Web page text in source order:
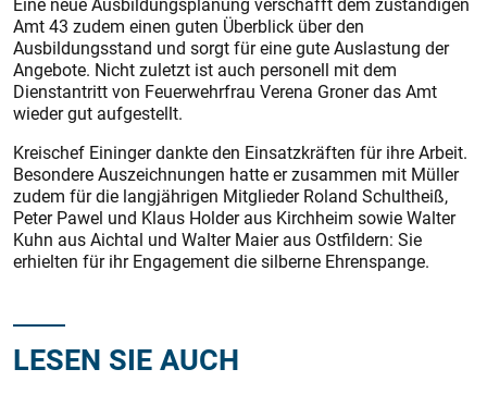
Amt 43 zudem einen guten Überblick über den
Ausbildungsstand und sorgt für eine gute Auslastung der
Angebote. Nicht zuletzt ist auch personell mit dem
Dienstantritt von Feuerwehrfrau Verena Groner das Amt
wieder gut aufgestellt.
Kreischef Eininger dankte den Einsatzkräften für ihre Arbeit.
Besondere Auszeichnungen hatte er zusammen mit Müller
zudem für die langjährigen Mitglieder Roland Schultheiß,
Peter Pawel und Klaus Holder aus Kirchheim sowie Walter
Kuhn aus Aichtal und Walter Maier aus Ostfildern: Sie
erhielten für ihr Engagement die silberne Ehrenspange.
LESEN SIE AUCH